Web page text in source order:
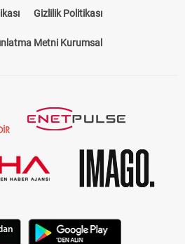
Gizlilik Politikası
Metni Kurumsal